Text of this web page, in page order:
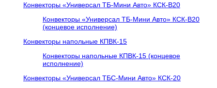
Конвекторы «Универсал ТБ-Мини Авто» КСК-В20
Конвекторы «Универсал ТБ-Мини Авто» КСК-В20
(концевое исполнение)
Конвекторы напольные КПВК-15
Конвекторы напольные КПВК-15 (концевое
исполнение)
Конвекторы «Универсал ТБC-Мини Авто» КСК-20